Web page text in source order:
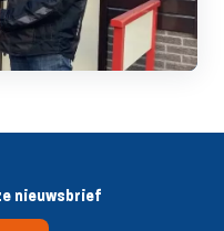
nieuwsbrief